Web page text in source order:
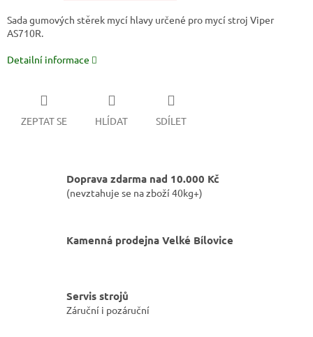
Sada gumových stěrek mycí hlavy určené pro mycí stroj Viper
AS710R.
Detailní informace
ZEPTAT SE HLÍDAT SDÍLET
Doprava zdarma nad 10.000 Kč
(nevztahuje se na zboží 40kg+)
Kamenná prodejna Velké Bílovice
Servis strojů
Záruční i pozáruční